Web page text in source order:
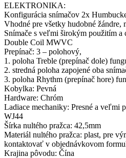
ELEKTRONIKA:
Konfigurácia snímačov 2x
Vhodné pre všetky hudobné žándre,
Snímače s veľmi širokým použitím
Double Coil MWVC
Prepínač: 3 – polohový,
1. poloha Treble (prepínač dole)
2. stredná poloha zapojené oba
3. poloha Rhythm (prepínač hore)
Kobylka: Pevná
Hardware: Chróm
Ladiace mechaniky: Presné a veľmi
WJ44
Šírka nultého pražca: 42,5mm
Materiál nultého pražca: plast, pre
kontaktovať v objednávkovom
Krajina pôvodu: Čína